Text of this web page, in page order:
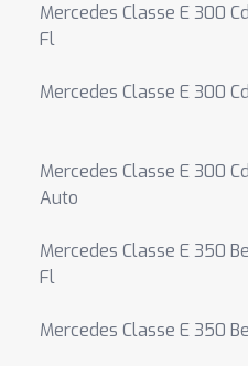
Mercedes Classe E 300
Fl
Mercedes Classe E 300
Mercedes Classe E 300
Auto
Mercedes Classe E 350
Fl
Mercedes Classe E 350